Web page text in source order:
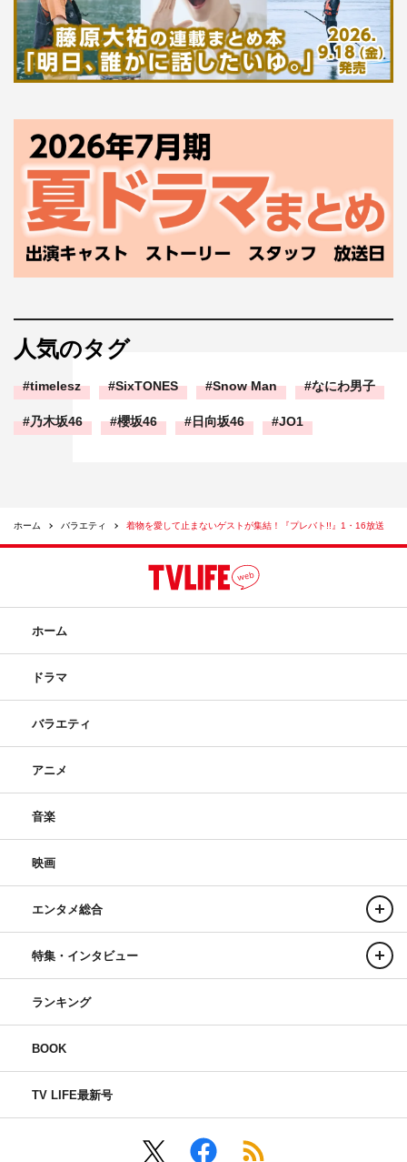
人気のタグ
timelesz SixTONES Snow Man なにわ男子
乃木坂46 櫻坂46 日向坂46 JO1
ホーム バラエティ 着物を愛して止まないゲストが集結！『プレバト!!』1・16放送
ホーム
ドラマ
バラエティ
アニメ
音楽
映画
エンタメ総合
特集・インタビュー
ランキング
BOOK
TV LIFE最新号